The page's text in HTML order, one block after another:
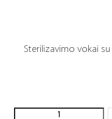
Sterilizavimo vokai su